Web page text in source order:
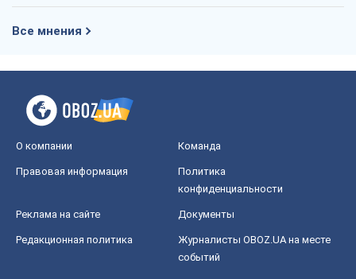
Все мнения
О компании Команда
Правовая информация
Политика
конфиденциальности
Реклама на сайте Документы
Редакционная политика
Журналисты OBOZ.UA на месте
событий